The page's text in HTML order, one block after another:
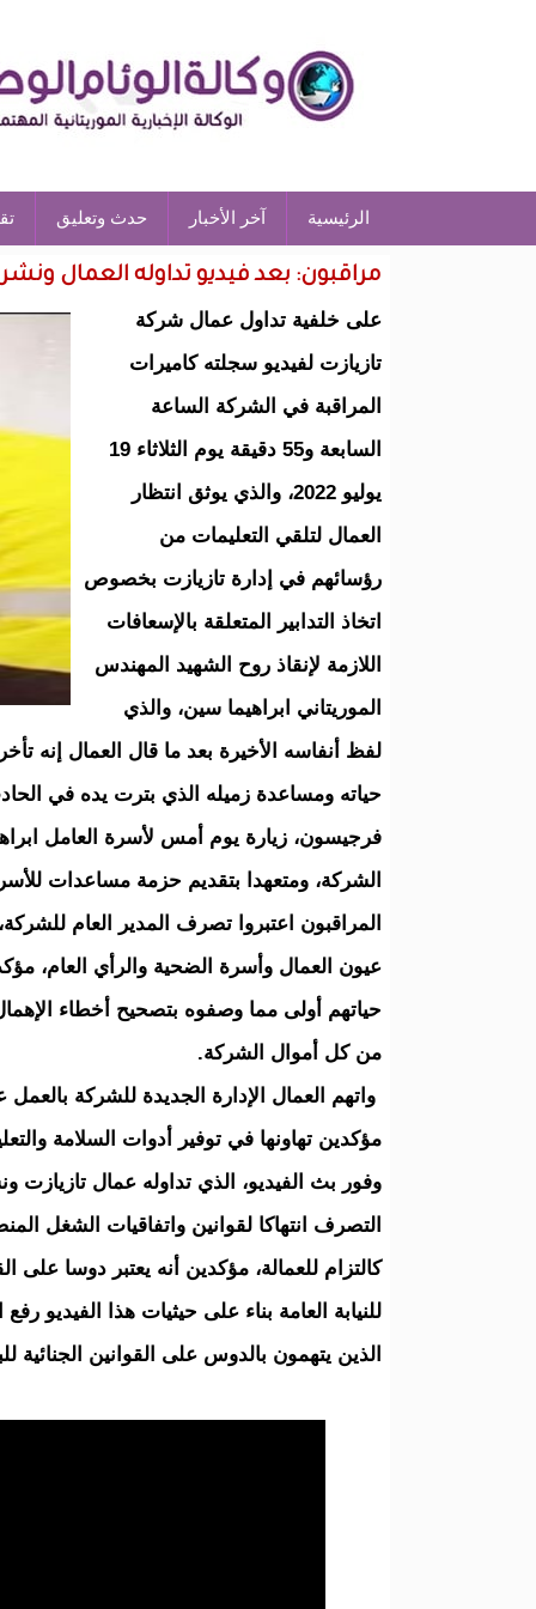
الرئيسية آخر الأخبار حدث وتعليق
مراقبون: بعد فيديو تداوله العمال
على خلفية تداول عمال شركة
تازيازت لفيديو سجلته كاميرات
المراقبة في الشركة الساعة
السابعة و55 دقيقة يوم الثلاثاء 19
يوليو 2022، والذي يوثق انتظار
العمال لتلقي التعليمات من
رؤسائهم في إدارة تازيازت بخصوص
اتخاذ التدابير المتعلقة بالإسعافات
اللازمة لإنقاذ روح الشهيد المهندس
الموريتاني ابراهيما سين، والذي
لفظ أنفاسه الأخيرة بعد ما قال العمال إنه
حياته ومساعدة زميله الذي بترت يده في
فرجيسون، زيارة يوم أمس لأسرة العامل
الشركة، ومتعهدا بتقديم حزمة مساعدات
المراقبون اعتبروا تصرف المدير العام
عيون العمال وأسرة الضحية والرأي العام،
حياتهم أولى مما وصفوه بتصحيح أخطاء
من كل أموال الشركة.
واتهم العمال الإدارة الجديدة للشركة
مؤكدين تهاونها في توفير أدوات السلامة
وفور بث الفيديو، الذي تداوله عمال تازيازت
التصرف انتهاكا لقوانين واتفاقيات الشغل
كالتزام للعمالة، مؤكدين أنه يعتبر دوسا على
للنيابة العامة بناء على حيثيات هذا الفيديو
الذين يتهمون بالدوس على القوانين الجنائية